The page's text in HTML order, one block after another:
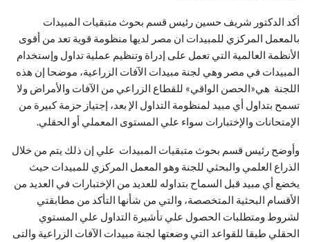
أكد الدكتور شريف حسين رئيس قسم بحوث متبقيات المبيدات
بالمعمل المركزي للمبيدات ان مصر لديها منظومة قوية تعد من أقوى
الأنظمة العالمية التي تعمل على إدراة وتنظيم عملية تداول وإستخدام
المبيدات في مصر وهي لجنة مبيدات الآفات الزراعية، موضحا إن هذه
اللجنة هي«الحصن الواقي» للقطاع الزراعي من الآفات والأمراض ولا
تسمح بتداول أي مبيد لمنظومة التداول الإ بعد، إجتياز حزمة كبيرة من
الإمتحانات والإختبارات سواء علي المستوى المعملي أو الحقلي.
وأوضح رئيس قسم بحوث متبقيات المبيدات علي إن ذلك يتم من خلال
الذراع العلمي والبحثي للجنة وهو المعمل المركزي للمبيدات حيث
يخضع أي مبيد قبل السماح بتداوله للعديد من الإختبارات في العديد من
الأقسام البحثية المتخصصة، والتي من شأنها التأكد من مطابقتي
لشروط ومتطلبات الحصول علي تأشيرة التداول علي المستوي
الحقلي طبقا للقواعد التي وضعتها لجنة مبيدات الآفات الزراعية والتى